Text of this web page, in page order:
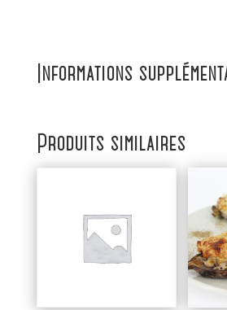
Informations
Produits similaires